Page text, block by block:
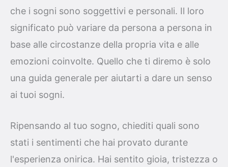
che i sogni sono soggettivi e personali. Il loro
significato può variare da persona a persona in
base alle circostanze della propria vita e alle
emozioni coinvolte. Quello che ti diremo è solo
una guida generale per aiutarti a dare un senso
ai tuoi sogni.
Ripensando al tuo sogno, chiediti quali sono
stati i sentimenti che hai provato durante
l'esperienza onirica. Hai sentito gioia, tristezza o